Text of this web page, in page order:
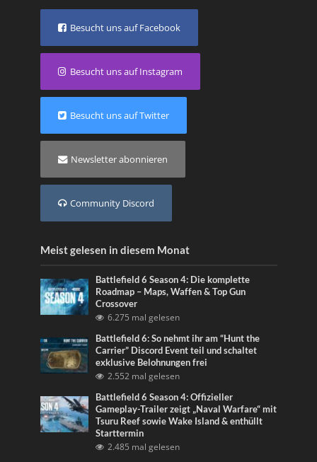
Besucht uns auf Facebook
Besucht uns auf Instagram
Besucht uns auf Twitter
Newsletter abonnieren
Community Discord
Meist gelesen in diesem Monat
Battlefield 6 Season 4: Die komplette
Roadmap – Maps, Waffen & Top Gun
Crossover
6.275 mal gelesen
Battlefield 6: So nehmt ihr am “Hunt the
Carrier” Discord Event teil und schaltet
exklusive Belohnungen frei
2.552 mal gelesen
Battlefield 6 Season 4: Offizieller
Gameplay-Trailer zeigt „Naval Warfare“ mit
Tsuru Reef sowie Wake Island & enthüllt
Starttermin
2.485 mal gelesen